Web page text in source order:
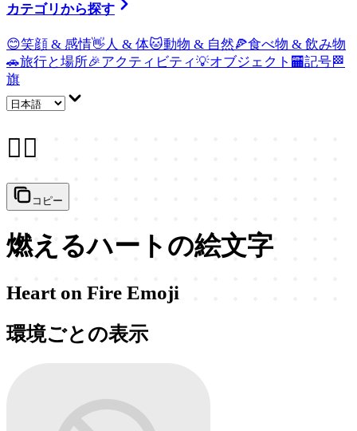
カテゴリから探す
😊笑顔 & 感情👋 人 & 体🐱動物 & 自然🍕食べ物 & 飲み物
🚗旅行と場所🎉アクティビティ💡オブジェクト 🏧記号🏁
旗
❤️‍🔥
コピー
燃えるハートの絵文字
Heart on Fire Emoji
環境ごとの表示